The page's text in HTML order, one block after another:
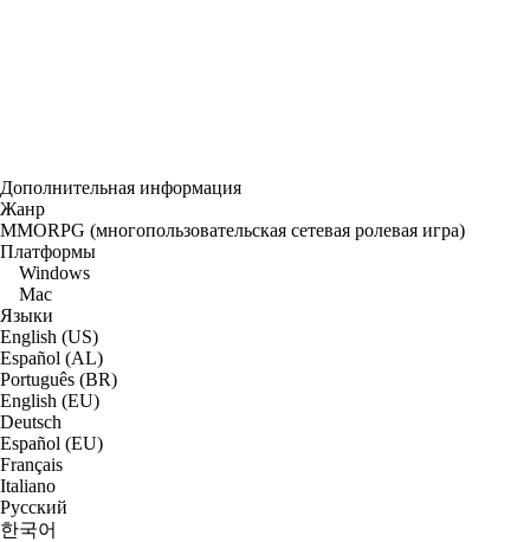
Дополнительная информация
Жанр
MMORPG (многопользовательская сетевая ролевая игра)
Платформы
Windows
Mac
Языки
English (US)
Español (AL)
Português (BR)
English (EU)
Deutsch
Español (EU)
Français
Italiano
Русский
한국어